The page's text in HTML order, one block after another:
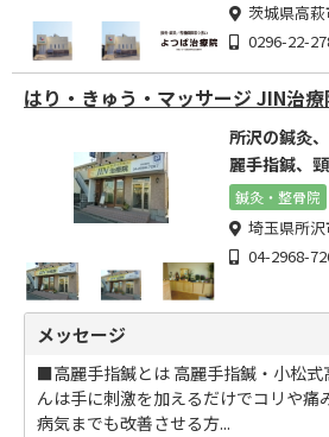
茨城県高
0296-22-
はり・きゅう・マッサージ JIN治
所沢の鍼灸
麗手指鍼、
なら
鍼灸・整骨院
埼玉県所
04-2968-
メッセージ
■高麗手指鍼とは 高麗手指鍼・小松式
んは手に刺激を加えるだけでコリや痛
病気までも改善させる方...